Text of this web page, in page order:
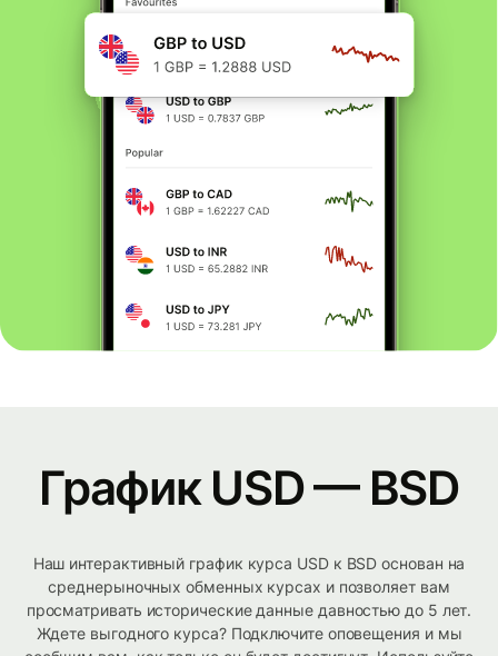
График USD — BSD
Наш интерактивный график курса USD к BSD основан на
среднерыночных обменных курсах и позволяет вам
просматривать исторические данные давностью до 5 лет.
Ждете выгодного курса? Подключите оповещения и мы